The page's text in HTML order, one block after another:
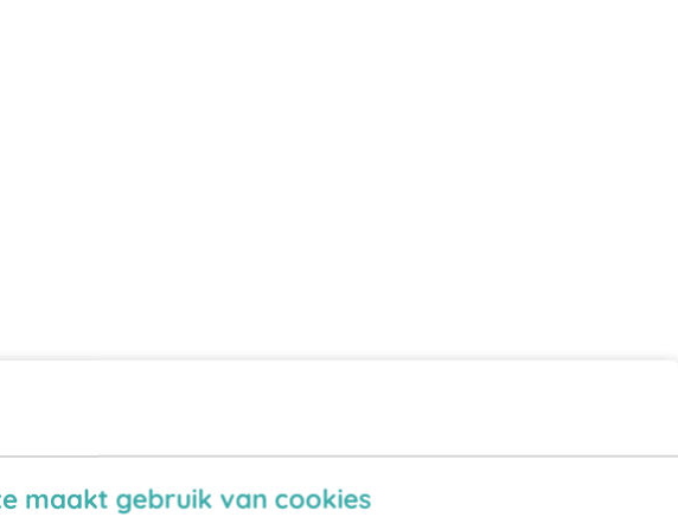
maakt gebruik van cookies